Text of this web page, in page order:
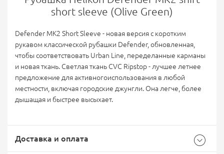
short sleeve (Olive Green)
Defender MK2 Short Sleeve - новая версия с коротким
рукавом классической рубашки Defender, обновленная,
чтобы соответствовать Urban Line, переделанные карманы
и новая ткань. Светлая ткань CVC Ripstop - лучшее летнее
предложение для активногоиспользования в любой
местности, включая городские джунгли. Она легче, более
дышащая и быстрее высыхает.
Доставка и оплата